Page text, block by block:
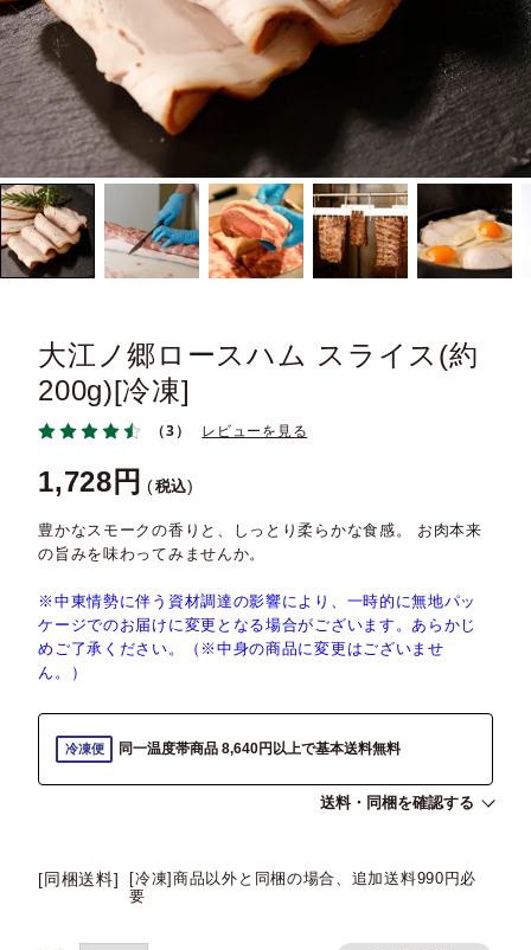
大江ノ郷ロースハム スライス(約
200g)[冷凍]
（3） レビューを見る
1,728 税込
豊かなスモークの香りと、しっとり柔らかな食感。 お肉本来
の旨みを味わってみませんか。
※中東情勢に伴う資材調達の影響により、一時的に無地パッ
ケージでのお届けに変更となる場合がございます。あらかじ
めご了承ください。（※中身の商品に変更はございませ
ん。）
冷凍便 同一温度帯商品 8,640円以上で基本送料無料
送料・同梱を確認する
[同梱送料]
[冷凍]商品以外と同梱の場合、追加送料990円必
要